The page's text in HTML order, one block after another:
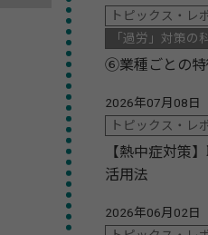
トピックス・レ
「過労」対策の
⑥業種ごとの特
2026年07月08日
トピックス・レ
【熱中症対策
活用法
2026年06月02日